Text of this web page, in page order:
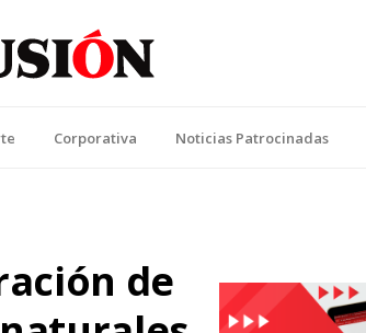
Corporativa Noticias Patrocinadas
de